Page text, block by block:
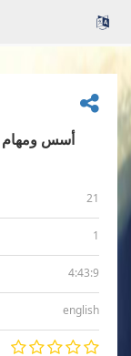
21
1
4:43:9
english